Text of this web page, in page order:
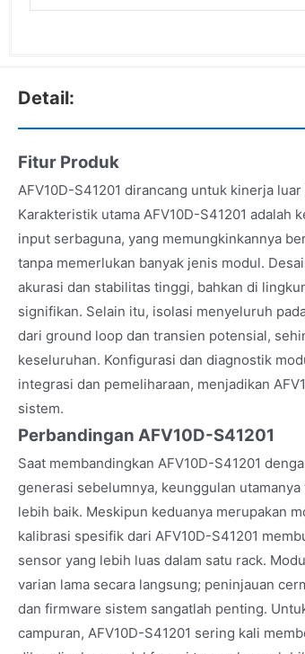
Detail:
Fitur Produk
AFV10D-S41201 dirancang untuk kinerja
Karakteristik utama AFV10D-S41201 adalah
input serbaguna, yang memungkinkannya
tanpa memerlukan banyak jenis modul.
akurasi dan stabilitas tinggi, bahkan di
signifikan. Selain itu, isolasi menyeluruh
dari ground loop dan transien potensial,
keseluruhan. Konfigurasi dan diagnostik
integrasi dan pemeliharaan, menjadikan
sistem.
Perbandingan AFV10D-S41201
Saat membandingkan AFV10D-S41201
generasi sebelumnya, keunggulan
lebih baik. Meskipun keduanya merupakan
kalibrasi spesifik dari AFV10D-S41201
sensor yang lebih luas dalam satu rack.
varian lama secara langsung; peninjauan
dan firmware sistem sangatlah penting.
campuran, AFV10D-S41201 sering kali